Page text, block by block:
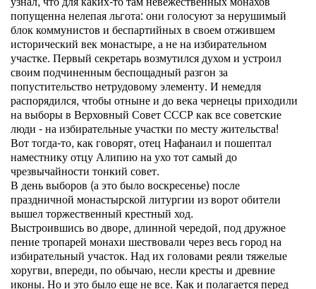
попущенна нелепая льгота: они голосуют за нерушимый
блок коммунистов и беспартийных в своем отжившем
исторический век монастыре, а не на избирательном
участке. Первый секретарь возмутился духом и устроил
своим подчиненным беспощадный разгон за
попустительство нетрудовому элементу. И немедля
распорядился, чтобы отныне и до века чернецы приходили
на выборы в Верховный Совет СССР как все советские
люди - на избирательные участки по месту жительства!
Вот тогда-то, как говорят, отец Нафанаил и пошептал
наместнику отцу Алипию на ухо тот самый до
чрезвычайности тонкий совет.
В день выборов (а это было воскресенье) после
праздничной монастырской литургии из ворот обители
вышел торжественный крестный ход.
Выстроившись во дворе, длинной чередой, под дружное
пение тропарей монахи шествовали через весь город на
избирательный участок. Над их головами реяли тяжелые
хоругви, впереди, по обычаю, несли кресты и древние
иконы. Но и это было еще не все. Как и полагается перед